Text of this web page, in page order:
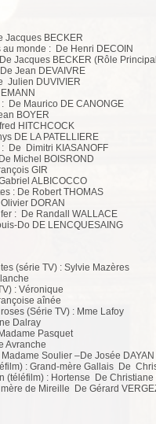
Jacques BECKER
monde : De Henri DECOIN
Jacques BECKER (Rôle
Jean DEVAIVRE
Julien DUVIVIER
De Maurico DE CANONGE
BOYER
HITCHCOCK
DE LA PATELLIERE
De Dimitri KIASANOFF
Michel BOISROND
GIR
ALBICOCCO
: De Robert THOMAS
DORAN
: De Randall WALLACE
Do DE LENCQUESAING
(série TV) : Sylvie Mazères
: Véronique
aînée
(Série TV) : Mme Lafoy
Dalray
Pasquet
Avranche
Soulier –De Josée DAYAN
: Grand-mère Gallais De
(téléfilm) : Hortense De Christiane
de Mireille De Gérard